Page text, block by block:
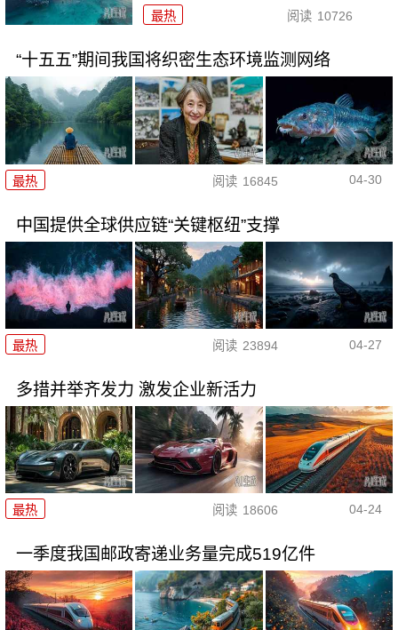
最热 阅读 10726
“十五五”期间我国将织密生态环境监测网络
最热 阅读 16845 04-30
中国提供全球供应链“关键枢纽”支撑
最热 阅读 23894 04-27
多措并举齐发力 激发企业新活力
最热 阅读 18606 04-24
一季度我国邮政寄递业务量完成519亿件